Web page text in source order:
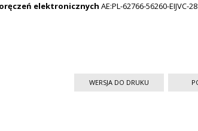
elektronicznych AE:PL-62766-56260-EIJVC-28